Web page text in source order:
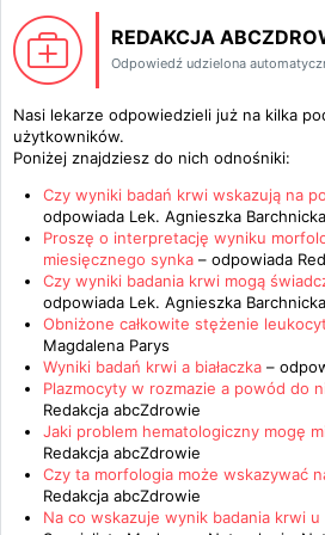
REDAKCJA
Odpowiedź udzielona
Nasi lekarze odpowiedzieli już na kilka
użytkowników.
Poniżej znajdziesz do nich odnośniki:
Czy wyniki badań krwi wskazują na
odpowiada Lek. Agnieszka Barchnicka
Proszę o interpretację wyniku
miesięcznego synka – odpowiada
Czy wyniki badania krwi mogą
odpowiada Lek. Agnieszka Barchnicka
Obniżone całkowite stężenie
Magdalena Parys
Wyniki badań krwi a białaczka –
Plazmocyty w rozmazie a powód do
Redakcja abcZdrowie
Jaki problem hematologiczny mogę
Redakcja abcZdrowie
Czy ta morfologia może wskazywać
Redakcja abcZdrowie
Na co wskazuje wynik badania krwi u